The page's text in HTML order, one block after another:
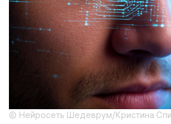
© Нейросеть Шедеврум/Кристина